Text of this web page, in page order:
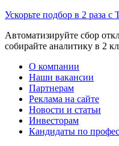
Ускорьте подбор в 2 раза с
Автоматизируйте сбор
собирайте аналитику в 2
О компании
Наши вакансии
Партнерам
Реклама на сайте
Новости и статьи
Инвесторам
Кандидаты по